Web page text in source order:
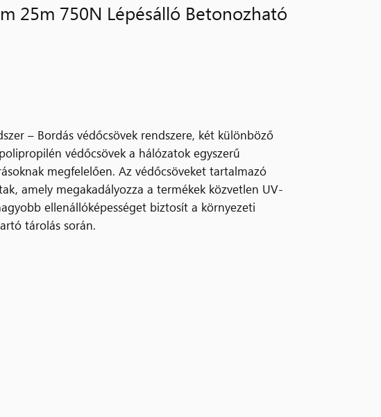
25m 750N Lépésálló Betonozható
– Bordás védőcsövek rendszere, két különböző
védőcsövek a hálózatok egyszerű
megfelelően. Az védőcsöveket tartalmazó
amely megakadályozza a termékek közvetlen UV-
ellenállóképességet biztosít a környezeti
tárolás során.